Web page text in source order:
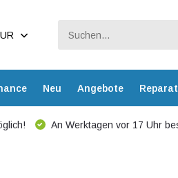
Neu Angebote
An Werktagen vor 17 Uhr